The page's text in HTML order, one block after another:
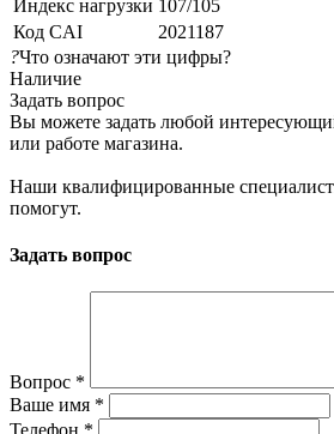
Индекс нагрузки 107/105
Код CAI
2021187
?Что означают эти цифры?
Наличие
Задать вопрос
Вы можете задать любой
или работе магазина.
Наши квалифицированные
помогут.
Задать вопрос
Вопрос *
Ваше имя *